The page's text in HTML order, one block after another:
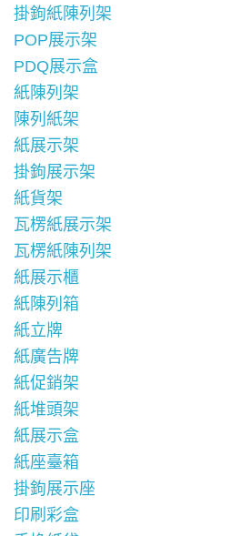
掛鉤紙陳列架
POP展示架
PDQ展示盒
紙陳列架
陳列紙架
紙展示架
掛鉤展示架
紙貨架
瓦楞紙展示架
瓦楞紙陳列架
紙展示櫃
紙陳列箱
紙立牌
紙廣告牌
紙促銷架
紙堆頭架
紙展示盒
紙座臺箱
掛鉤展示座
印刷彩盒